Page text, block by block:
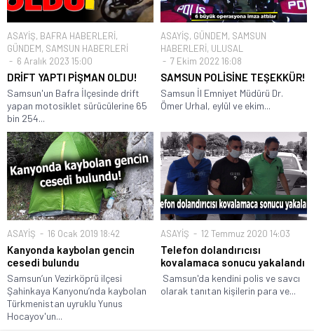
ASAYİŞ, BAFRA HABERLERİ,
GÜNDEM, SAMSUN HABERLERİ
6 Aralık 2023 15:00
DRİFT YAPTI PİŞMAN OLDU!
Samsun'un Bafra İlçesinde drift
yapan motosiklet sürücülerine 65
bin 254...
ASAYİŞ, GÜNDEM, SAMSUN
HABERLERİ, ULUSAL
7 Ekim 2022 16:08
SAMSUN POLİSİNE TEŞEKKÜR!
Samsun İl Emniyet Müdürü Dr.
Ömer Urhal, eylül ve ekim...
ASAYİŞ 16 Ocak 2019 18:42
Kanyonda kaybolan gencin
cesedi bulundu
Samsun’un Vezirköprü ilçesi
Şahinkaya Kanyonu’nda kaybolan
Türkmenistan uyruklu Yunus
Hocayov'un...
ASAYİŞ 12 Temmuz 2020 14:03
Telefon dolandırıcısı
kovalamaca sonucu yakalandı
Samsun'da kendini polis ve savcı
olarak tanıtan kişilerin para ve...